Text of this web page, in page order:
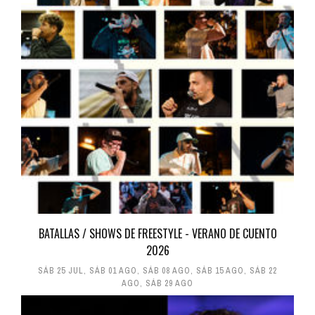
BATALLAS / SHOWS DE FREESTYLE - VERANO DE CUENTO
2026
SÁB 25 JUL, SÁB 01 AGO, SÁB 08 AGO, SÁB 15 AGO, SÁB 22
AGO, SÁB 29 AGO